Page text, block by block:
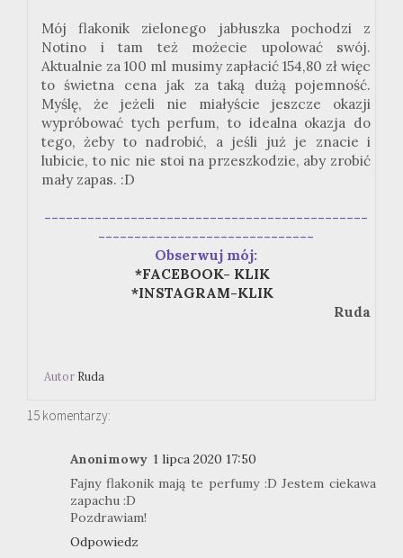
Mój flakonik zielonego jabłuszka pochodzi z
Notino i tam też możecie upolować swój.
Aktualnie za 100 ml musimy zapłacić 154,80 zł więc
to świetna cena jak za taką dużą pojemność.
Myślę, że jeżeli nie miałyście jeszcze okazji
wypróbować tych perfum, to idealna okazja do
tego, żeby to nadrobić, a jeśli już je znacie i
lubicie, to nic nie stoi na przeszkodzie, aby zrobić
mały zapas. :D
---------------------------------------------
------------------------------
Obserwuj mój:
*FACEBOOK- KLIK
*INSTAGRAM-KLIK
Ruda
Autor Ruda
15 komentarzy:
Anonimowy 1 lipca 2020 17:50
Fajny flakonik mają te perfumy :D Jestem ciekawa
zapachu :D
Pozdrawiam!
Odpowiedz